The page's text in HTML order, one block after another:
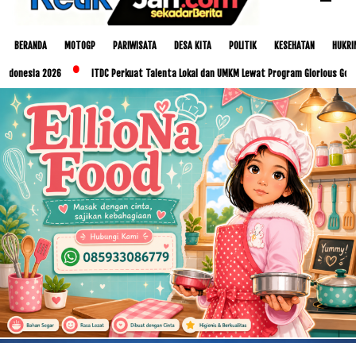
BERANDA MOTOGP PARIWISATA DESA KITA POLITIK KESEHATAN
2026 ITDC Perkuat Talenta Lokal dan UMKM Lewat Program Glorious Golo Mori